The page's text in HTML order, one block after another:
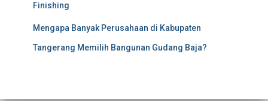
Finishing
Mengapa Banyak Perusahaan di Kabupaten
Tangerang Memilih Bangunan Gudang Baja?